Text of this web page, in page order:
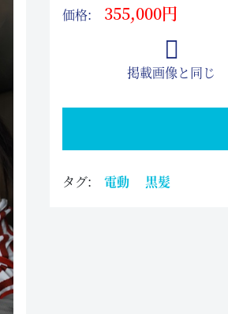
価格: 355,000円
掲載画像と同じ
タグ: 電動 黒髪